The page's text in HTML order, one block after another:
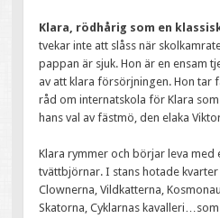
Klara, rödhårig som en
tvekar inte att slåss när
pappan är sjuk. Hon är en ensam
av att klara försörjningen. Hon tar
råd om internatskola för Klara
hans val av fästmö, den elaka
Klara rymmer och börjar leva med
tvättbjörnar. I stans hotade
Clownerna, Vildkatterna,
Skatorna, Cyklarnas